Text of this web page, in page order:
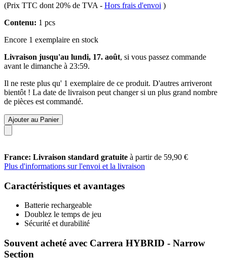
(Prix TTC dont 20% de TVA - Hors frais d'envoi )
Contenu: 1 pcs
Encore 1 exemplaire en stock
Livraison jusqu'au lundi, 17. août, si vous passez commande
avant le dimanche à 23:59.
Il ne reste plus qu' 1 exemplaire de ce produit. D'autres arriveront
bientôt ! La date de livraison peut changer si un plus grand nombre
de pièces est commandé.
Ajouter au Panier
France: Livraison standard gratuite à partir de 59,90 €
Plus d'informations sur l'envoi et la livraison
Caractéristiques et avantages
Batterie rechargeable
Doublez le temps de jeu
Sécurité et durabilité
Souvent acheté avec Carrera HYBRID - Narrow
Section